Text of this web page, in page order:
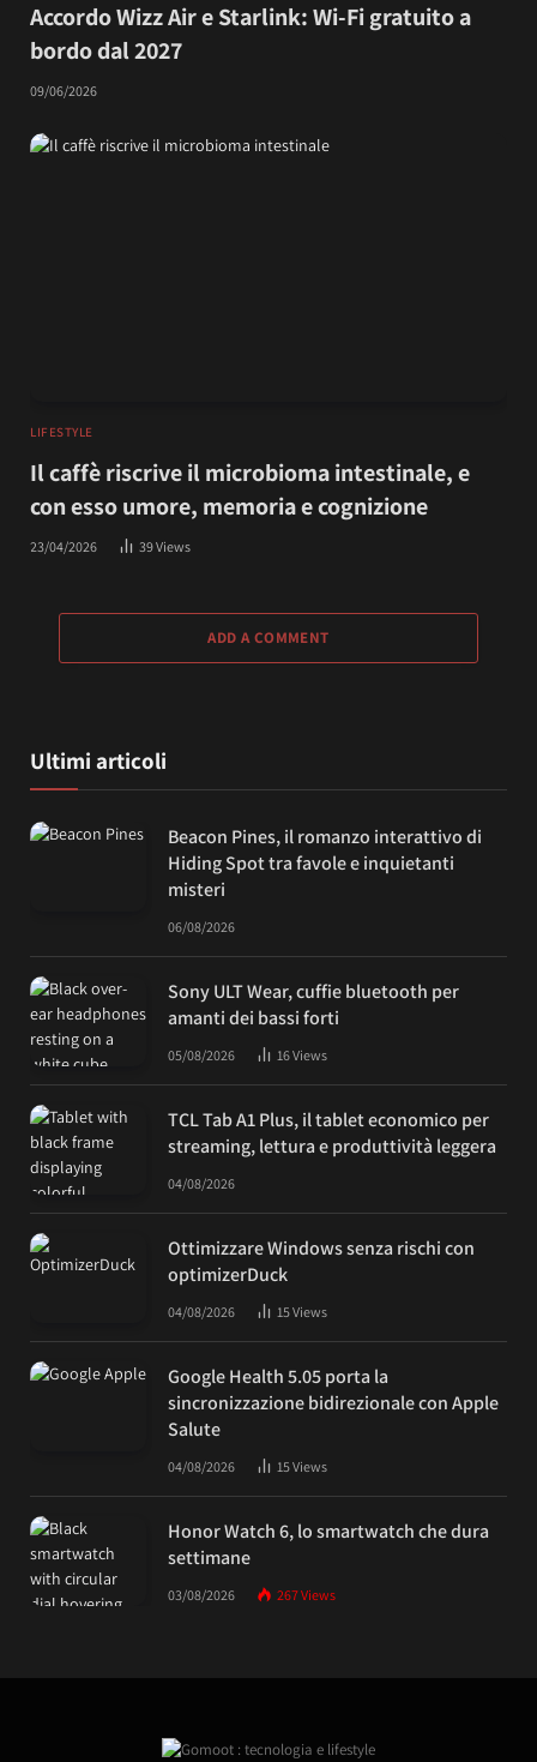
Accordo Wizz Air e Starlink: Wi-Fi gratuito a
bordo dal 2027
09/06/2026
LIFESTYLE
Il caffè riscrive il microbioma intestinale, e
con esso umore, memoria e cognizione
23/04/2026 39Views
ADD A COMMENT
Ultimi articoli
Beacon Pines, il romanzo interattivo di
Hiding Spot tra favole e inquietanti
misteri
06/08/2026
Sony ULT Wear, cuffie bluetooth per
amanti dei bassi forti
05/08/2026 16Views
TCL Tab A1 Plus, il tablet economico per
streaming, lettura e produttività leggera
04/08/2026
Ottimizzare Windows senza rischi con
optimizerDuck
04/08/2026 15Views
Google Health 5.05 porta la
sincronizzazione bidirezionale con Apple
Salute
04/08/2026 15Views
Honor Watch 6, lo smartwatch che dura
settimane
03/08/2026 267Views